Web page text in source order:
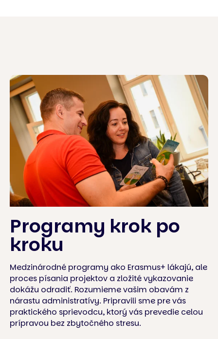
Programy krok po
kroku
Medzinárodné programy ako Erasmus+ lákajú, ale
proces písania projektov a zložité vykazovanie
dokážu odradiť. Rozumieme vašim obavám z
nárastu administratívy. Pripravili sme pre vás
praktického sprievodcu, ktorý vás prevedie celou
prípravou bez zbytočného stresu.